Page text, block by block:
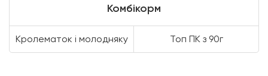
Комбікорм
Кролематок і молодняку Топ ПК з 90г